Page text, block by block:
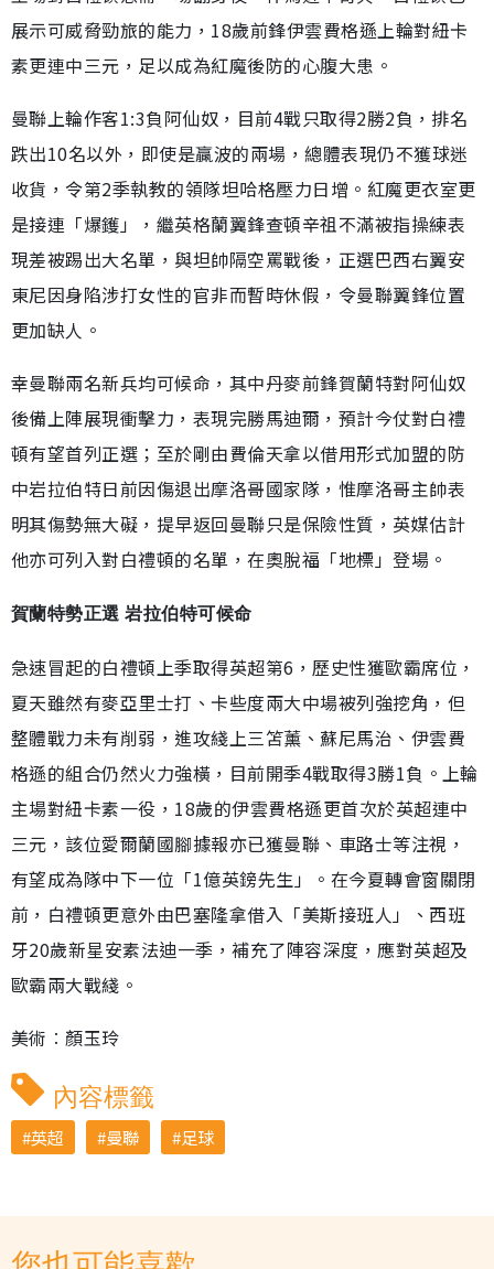
展示可威脅勁旅的能力，18歲前鋒伊雲費格遜上輪對紐卡
素更連中三元，足以成為紅魔後防的心腹大患。
曼聯上輪作客1:3負阿仙奴，目前4戰只取得2勝2負，排名
跌出10名以外，即使是贏波的兩場，總體表現仍不獲球迷
收貨，令第2季執教的領隊坦哈格壓力日增。紅魔更衣室更
是接連「爆鑊」，繼英格蘭翼鋒查頓辛祖不滿被指操練表
現差被踢出大名單，與坦帥隔空罵戰後，正選巴西右翼安
東尼因身陷涉打女性的官非而暫時休假，令曼聯翼鋒位置
更加缺人。
幸曼聯兩名新兵均可候命，其中丹麥前鋒賀蘭特對阿仙奴
後備上陣展現衝擊力，表現完勝馬迪爾，預計今仗對白禮
頓有望首列正選；至於剛由費倫天拿以借用形式加盟的防
中岩拉伯特日前因傷退出摩洛哥國家隊，惟摩洛哥主帥表
明其傷勢無大礙，提早返回曼聯只是保險性質，英媒估計
他亦可列入對白禮頓的名單，在奧脫福「地標」登場。
賀蘭特勢正選 岩拉伯特可候命
急速冒起的白禮頓上季取得英超第6，歷史性獲歐霸席位，
夏天雖然有麥亞里士打、卡些度兩大中場被列強挖角，但
整體戰力未有削弱，進攻綫上三笘薰、蘇尼馬治、伊雲費
格遜的組合仍然火力強橫，目前開季4戰取得3勝1負。上輪
主場對紐卡素一役，18歲的伊雲費格遜更首次於英超連中
三元，該位愛爾蘭國腳據報亦已獲曼聯、車路士等注視，
有望成為隊中下一位「1億英鎊先生」。在今夏轉會窗關閉
前，白禮頓更意外由巴塞隆拿借入「美斯接班人」、西班
牙20歲新星安素法迪一季，補充了陣容深度，應對英超及
歐霸兩大戰綫。
美術︰顏玉玲
內容標籤
英超 曼聯 足球